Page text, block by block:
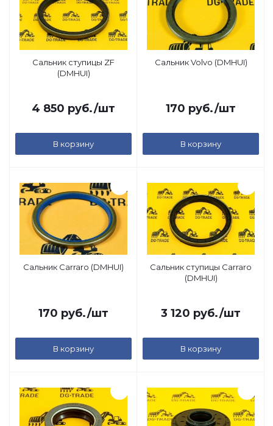
Сальник ступицы ZF
(DMHUI)
4 850 руб./шт
В корзину
Сальник Volvo (DMHUI)
170 руб./шт
В корзину
Сальник Carraro (DMHUI)
170 руб./шт
В корзину
Сальник ступицы Carraro
(DMHUI)
3 120 руб./шт
В корзину